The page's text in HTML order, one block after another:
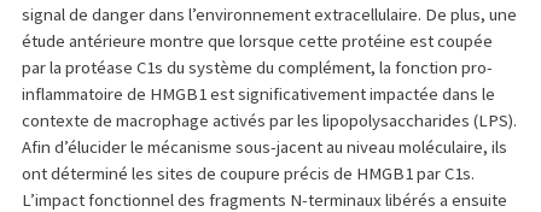
signal de danger dans l’environnement extracellulaire. De plus, une
étude antérieure montre que lorsque cette protéine est coupée
par la protéase C1s du système du complément, la fonction pro-
inflammatoire de HMGB1 est significativement impactée dans le
contexte de macrophage activés par les lipopolysaccharides (LPS).
Afin d’élucider le mécanisme sous-jacent au niveau moléculaire, ils
ont déterminé les sites de coupure précis de HMGB1 par C1s.
L’impact fonctionnel des fragments N-terminaux libérés a ensuite